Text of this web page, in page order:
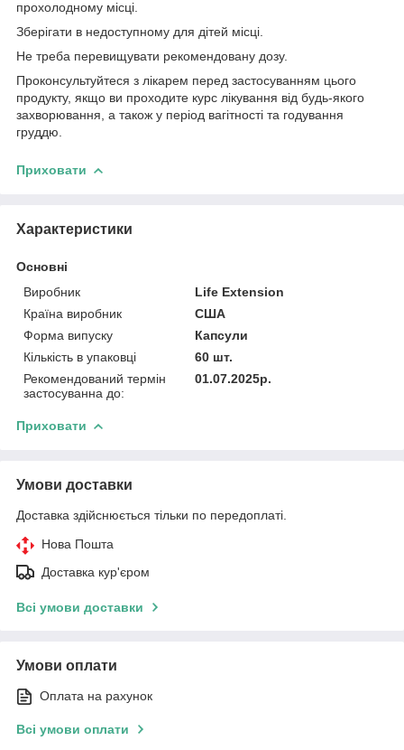
прохолодному місці.
Зберігати в недоступному для дітей місці.
Не треба перевищувати рекомендовану дозу.
Проконсультуйтеся з лікарем перед застосуванням цього
продукту, якщо ви проходите курс лікування від будь-якого
захворювання, а також у період вагітності та годування
груддю.
Приховати
Характеристики
Основні
Виробник
Life Extension
Країна виробник
США
Форма випуску
Капсули
Кількість в упаковці
60 шт.
Рекомендований термін
застосуванна до:
01.07.2025р.
Приховати
Умови доставки
Доставка здійснюється тільки по передоплаті.
Нова Пошта
Доставка кур'єром
Всі умови доставки
Умови оплати
Оплата на рахунок
Всі умови оплати